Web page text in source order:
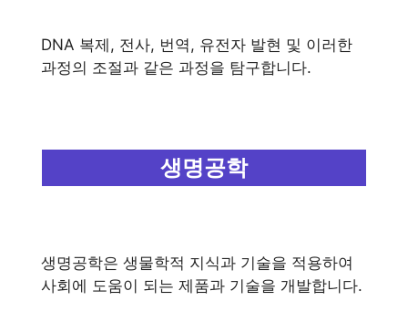
DNA 복제, 전사, 번역, 유전자 발현 및 이러한
과정의 조절과 같은 과정을 탐구합니다.
생명공학
생명공학은 생물학적 지식과 기술을 적용하여
사회에 도움이 되는 제품과 기술을 개발합니다.